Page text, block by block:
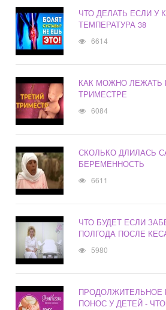
ЧТО ДЕЛАТЬ ЕСЛИ
ТЕМПЕРАТУРА 38
6614
КАК МОЖНО ЛЕЖАТЬ
ТРИМЕСТРЕ
6084
СКОЛЬКО ДЛИЛАСЬ
БЕРЕМЕННОСТЬ
6611
ЧТО БУДЕТ ЕСЛИ
ПОЛГОДА ПОСЛЕ
5980
ПРОДОЛЖИТЕЛЬНОЕ
ПОНОС У ДЕТЕЙ -